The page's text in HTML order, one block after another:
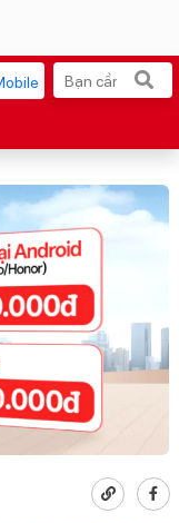
MacBook Neo giá tốt
Galaxy Z8 Series
OPPO Reno16
Ốp lưng Pitaka
Ốp lưng Apple
Cốc sạc Apple